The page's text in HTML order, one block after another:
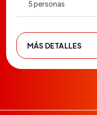
5 personas
MÁS DETALLES